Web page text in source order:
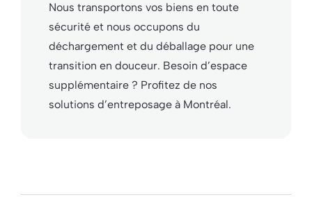
Nous transportons vos biens en toute
sécurité et nous occupons du
déchargement et du déballage pour une
transition en douceur. Besoin d’espace
supplémentaire ? Profitez de nos
solutions d’entreposage à Montréal.